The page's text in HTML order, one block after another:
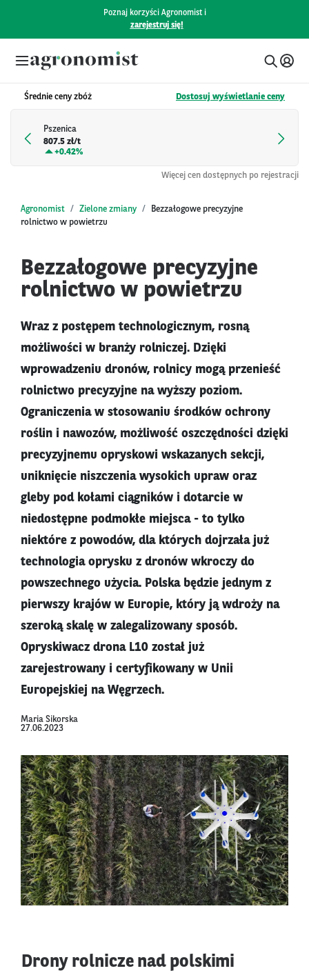
Poznaj korzyści Agronomist i
zarejestruj się!
Średnie ceny zbóż Dostosuj wyświetlanie ceny
Pszenica
807.5 zł/t
+0.42%
Więcej cen dostępnych po rejestracji
Agronomist Zielone zmiany
Bezzałogowe precyzyjne
rolnictwo w powietrzu
Bezzałogowe precyzyjne
rolnictwo w powietrzu
Wraz z postępem technologicznym, rosną
możliwości w branży rolniczej. Dzięki
wprowadzeniu dronów, rolnicy mogą przenieść
rolnictwo precyzyjne na wyższy poziom.
Ograniczenia w stosowaniu środków ochrony
roślin i nawozów, możliwość oszczędności dzięki
precyzyjnemu opryskowi wskazanych sekcji,
uniknięcie niszczenia wysokich upraw oraz
gleby pod kołami ciągników i dotarcie w
niedostępne podmokłe miejsca - to tylko
niektóre z powodów, dla których dojrzała już
technologia oprysku z dronów wkroczy do
powszechnego użycia. Polska będzie jednym z
pierwszy krajów w Europie, który ją wdroży na
szeroką skalę w zalegalizowany sposób.
Opryskiwacz drona L10 został już
zarejestrowany i certyfikowany w Unii
Europejskiej na Węgrzech.
Maria Sikorska
27.06.2023
Drony rolnicze nad polskimi